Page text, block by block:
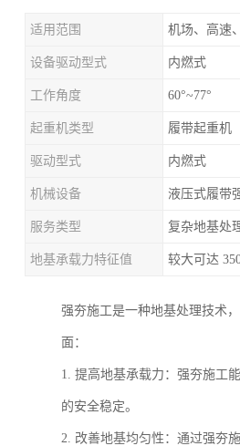
适用范围 机场、高速
设备驱动型式 内燃式
工作角度 60°~77°
起重机类型 履带起重机
驱动型式 内燃式
机械设备 液压式履带
服务类型 复杂地基处
地基承载力特征值 较大可达
强夯施工是一种地基处理技术
面：
1. 提高地基承载力：强夯施工
的安全稳定。
2. 改善地基均匀性：通过强夯